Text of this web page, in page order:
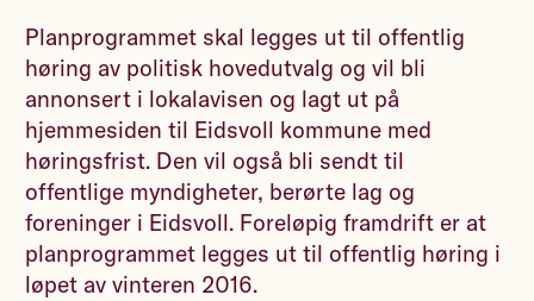
Planprogrammet skal legges ut til offentlig
høring av politisk hovedutvalg og vil bli
annonsert i lokalavisen og lagt ut på
hjemmesiden til Eidsvoll kommune med
høringsfrist. Den vil også bli sendt til
offentlige myndigheter, berørte lag og
foreninger i Eidsvoll. Foreløpig framdrift er at
planprogrammet legges ut til offentlig høring i
løpet av vinteren 2016.